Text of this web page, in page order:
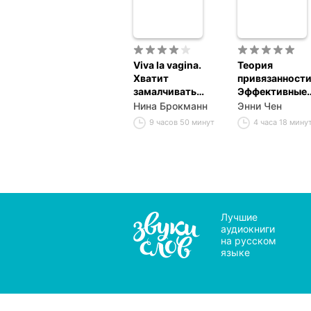
Viva la vagina.
Хватит
замалчивать
скрытые
возможности
органа, который
Нина Брокманн
9 часов 50 минут
Теория
Эффективные
практики,
которые
построить
Энни Чен
4 часа 18
Лучшие
аудиокниги
на русском
языке